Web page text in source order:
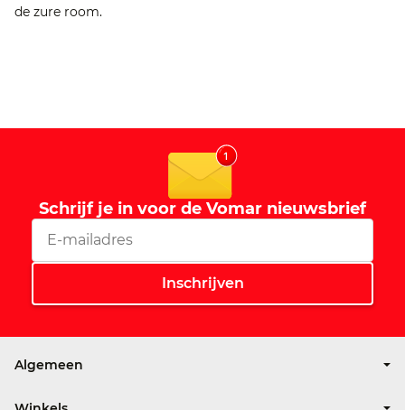
de zure room.
Schrijf je in voor de Vomar nieuwsbrief
Algemeen